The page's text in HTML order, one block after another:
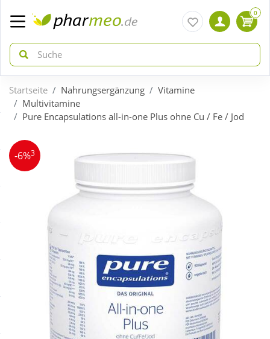
zurück
Aktuelle Coupons
Gratis dazu
Neuheiten
Schnäppchen
zurück
Arzneimittel
Bio & Genuss
Körperpflege & Kosmetik
Liebe & Erotik
0
Startseite Nahrungsergänzung
Vitamine
Multivitamine
Pure Encapsulations all-in-one Plus ohne Cu / Fe / Jod
-6%3